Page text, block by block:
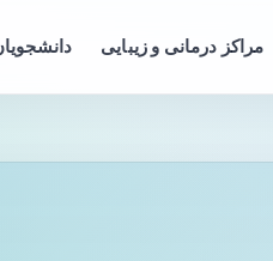
مراکز درمانی و زیبایی